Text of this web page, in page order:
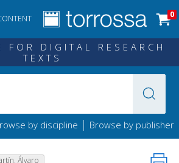
0
FOR DIGITAL RESEARCH
TEXTS
by discipline | Browse by publisher
Álvaro